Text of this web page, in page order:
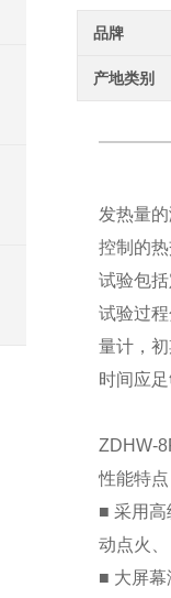
品牌
产地类别
发热量
控制的
试验包
试验过
量计，
时间应
ZDHW-
性能特
■ 采用
动点火
■ 大屏